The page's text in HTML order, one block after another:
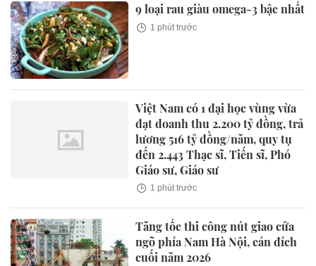
9 loại rau giàu omega-3 bậc nhất
1 phút trước
Việt Nam có 1 đại học vùng vừa
đạt doanh thu 2.200 tỷ đồng, trả
lương 516 tỷ đồng/năm, quy tụ
đến 2.443 Thạc sĩ, Tiến sĩ, Phó
Giáo sư, Giáo sư
1 phút trước
Tăng tốc thi công nút giao cửa
ngõ phía Nam Hà Nội, cán đích
cuối năm 2026